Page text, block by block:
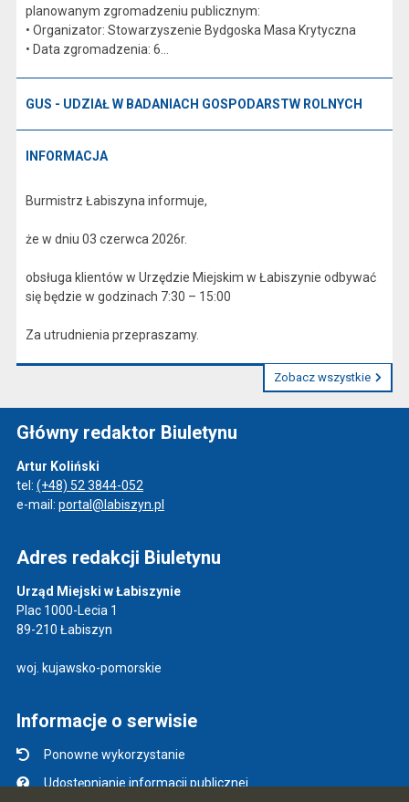
planowanym zgromadzeniu publicznym:
• Organizator: Stowarzyszenie Bydgoska Masa Krytyczna
• Data zgromadzenia: 6...
GUS - UDZIAŁ W BADANIACH GOSPODARSTW ROLNYCH
INFORMACJA
Burmistrz Łabiszyna informuje,
że w dniu 03 czerwca 2026r.
obsługa klientów w Urzędzie Miejskim w Łabiszynie odbywać
się będzie w godzinach 7:30 – 15:00
Za utrudnienia przepraszamy.
Zobacz wszystkie
Główny redaktor Biuletynu
Artur Koliński
tel: (+48) 52 3844-052
e-mail: portal@labiszyn.pl
Adres redakcji Biuletynu
Urząd Miejski w Łabiszynie
Plac 1000-Lecia 1
89-210 Łabiszyn
woj. kujawsko-pomorskie
Informacje o serwisie
Ponowne wykorzystanie
Udostępnianie informacji publicznej